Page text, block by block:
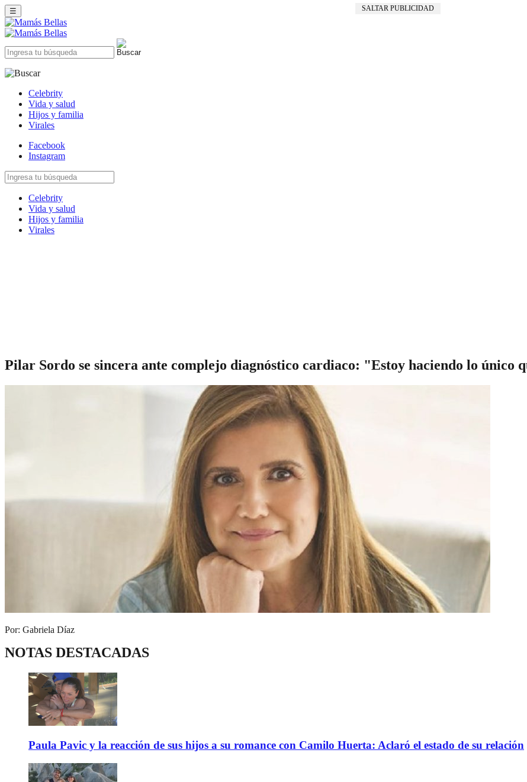
SALTAR PUBLICIDAD
☰
Celebrity
Vida y salud
Hijos y familia
Virales
Facebook
Instagram
Celebrity
Vida y salud
Hijos y familia
Virales
Pilar Sordo se sincera ante complejo diagnóstico cardiaco: "Estoy haciendo lo único
Por: Gabriela Díaz
NOTAS DESTACADAS
Paula Pavic y la reacción de sus hijos a su romance con Camilo Huerta: Aclaró el estado de su relación